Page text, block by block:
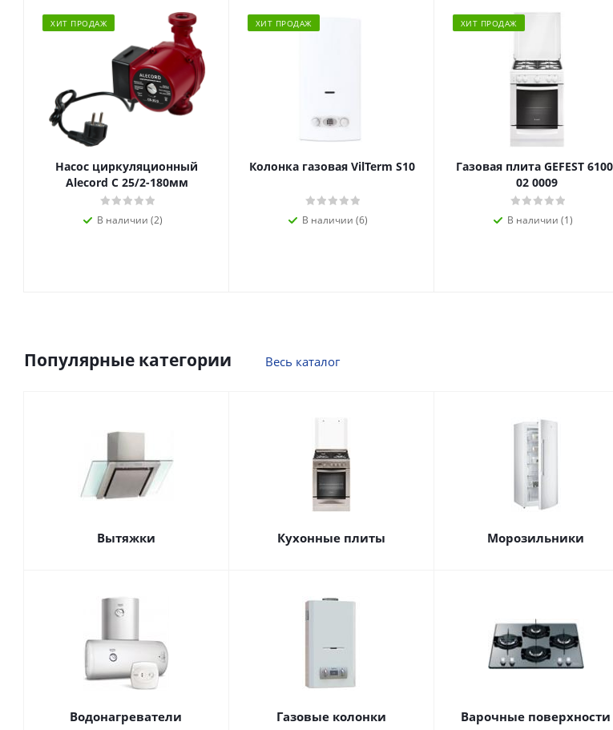
ХИТ ПРОДАЖ
Насос циркуляционный
Alecord C 25/2-180мм
В наличии (2)
ХИТ ПРОДАЖ
Колонка газовая VilTerm S10
В наличии (6)
ХИТ ПРОДАЖ
Газовая плита GEFEST
02 0009
В наличии (1)
Популярные категории Весь каталог
Вытяжки Кухонные плиты Морозильники
Водонагреватели
Газовые колонки Варочные поверхности